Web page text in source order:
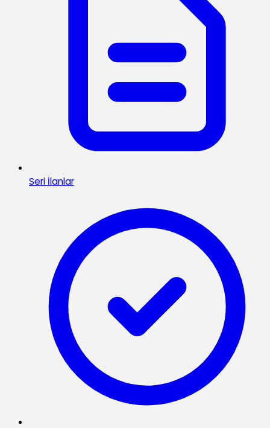
Seri İlanlar